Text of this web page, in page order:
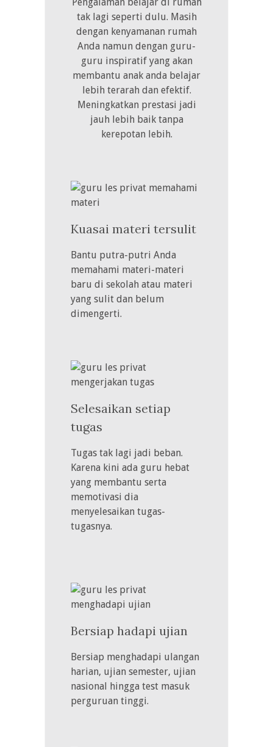
tak lagi seperti dulu. Masih
dengan kenyamanan rumah
Anda namun dengan guru-
guru inspiratif yang akan
membantu anak anda belajar
lebih terarah dan efektif.
Meningkatkan prestasi jadi
jauh lebih baik tanpa
kerepotan lebih.
Kuasai materi tersulit
Bantu putra-putri Anda
memahami materi-materi
baru di sekolah atau materi
yang sulit dan belum
dimengerti.
Selesaikan setiap
tugas
Tugas tak lagi jadi beban.
Karena kini ada guru hebat
yang membantu serta
memotivasi dia
menyelesaikan tugas-
tugasnya.
Bersiap hadapi ujian
Bersiap menghadapi ulangan
harian, ujian semester, ujian
nasional hingga test masuk
perguruan tinggi.